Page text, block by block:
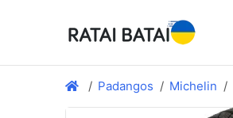
Padangos Michelin